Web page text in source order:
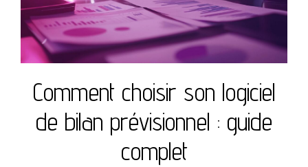
Comment choisir son logiciel
de bilan prévisionnel : guide
complet